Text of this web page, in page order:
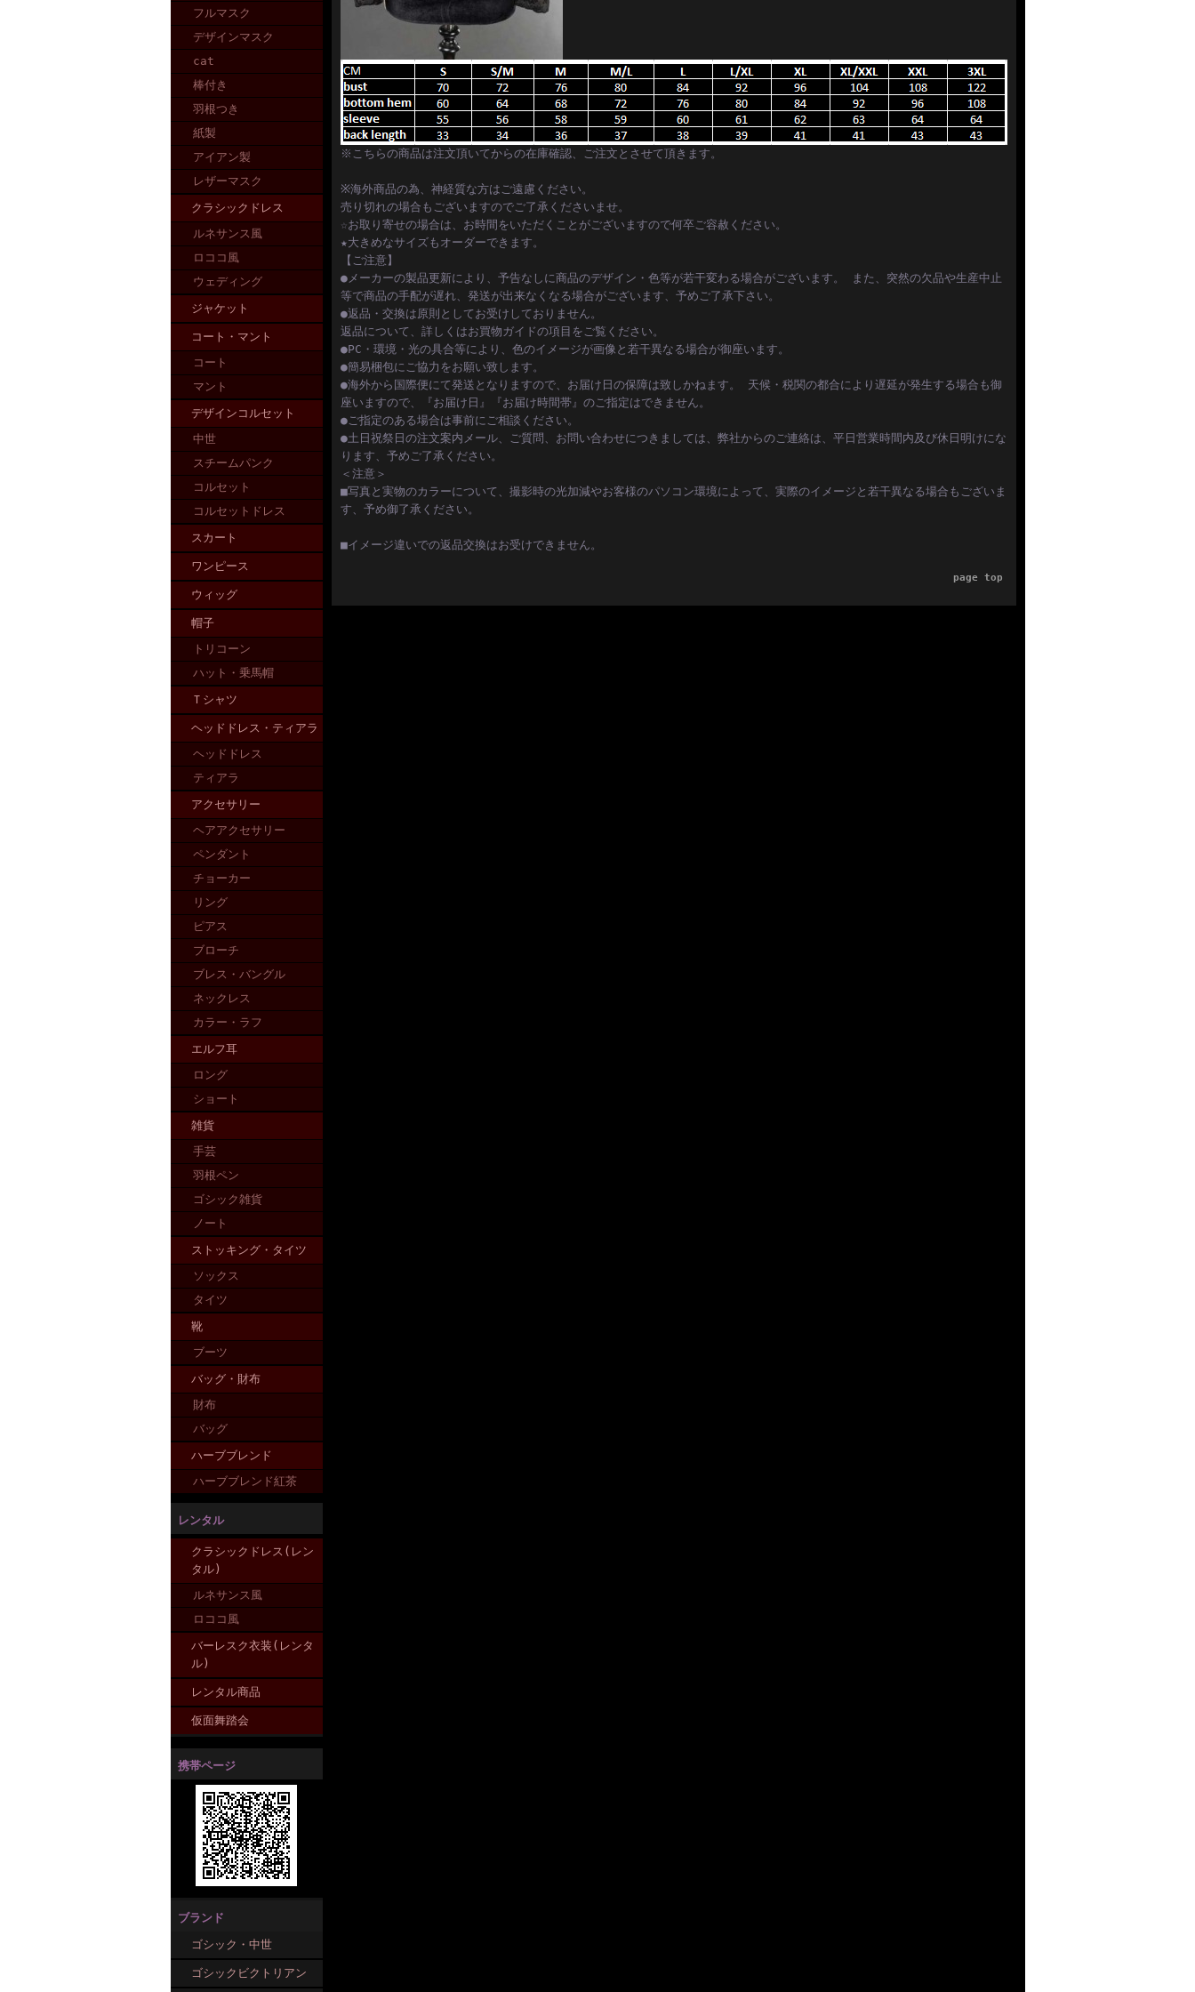
フルマスク
デザインマスク
cat
棒付き
羽根つき
紙製
アイアン製
レザーマスク
クラシックドレス
ルネサンス風
ロココ風
ウェディング
ジャケット
コート・マント
コート
マント
デザインコルセット
中世
スチームパンク
コルセット
コルセットドレス
スカート
ワンピース
ウィッグ
帽子
トリコーン
ハット・乗馬帽
Ｔシャツ
ヘッドドレス・ティアラ
ヘッドドレス
ティアラ
アクセサリー
ヘアアクセサリー
ペンダント
チョーカー
リング
ピアス
ブローチ
ブレス・バングル
ネックレス
カラー・ラフ
エルフ耳
ロング
ショート
雑貨
手芸
羽根ペン
ゴシック雑貨
ノート
ストッキング・タイツ
ソックス
タイツ
靴
ブーツ
バッグ・財布
財布
バッグ
ハーブブレンド
ハーブブレンド紅茶
レンタル
クラシックドレス(レン
タル)
ルネサンス風
ロココ風
バーレスク衣装(レンタ
ル)
レンタル商品
仮面舞踏会
携帯ページ
ブランド
ゴシック・中世
ゴシックビクトリアン
※こちらの商品は注文頂いてからの在庫確認、ご注文とさせて頂きます。
※海外商品の為、神経質な方はご遠慮ください。
売り切れの場合もございますのでご了承くださいませ。
☆お取り寄せの場合は、お時間をいただくことがございますので何卒ご容赦ください。
★大きめなサイズもオーダーできます。
【ご注意】
●メーカーの製品更新により、予告なしに商品のデザイン・色等が若干変わる場合がございます。 また、突然の欠品や生産中止
等で商品の手配が遅れ、発送が出来なくなる場合がございます、予めご了承下さい。
●返品・交換は原則としてお受けしておりません。
返品について、詳しくはお買物ガイドの項目をご覧ください。
●PC・環境・光の具合等により、色のイメージが画像と若干異なる場合が御座います。
●簡易梱包にご協力をお願い致します。
●海外から国際便にて発送となりますので、お届け日の保障は致しかねます。 天候・税関の都合により遅延が発生する場合も御
座いますので、『お届け日』『お届け時間帯』のご指定はできません。
●ご指定のある場合は事前にご相談ください。
●土日祝祭日の注文案内メール、ご質問、お問い合わせにつきましては、弊社からのご連絡は、平日営業時間内及び休日明けにな
ります、予めご了承ください。
＜注意＞
■写真と実物のカラーについて、撮影時の光加減やお客様のパソコン環境によって、実際のイメージと若干異なる場合もございま
す、予め御了承ください。
■イメージ違いでの返品交換はお受けできません。
page top